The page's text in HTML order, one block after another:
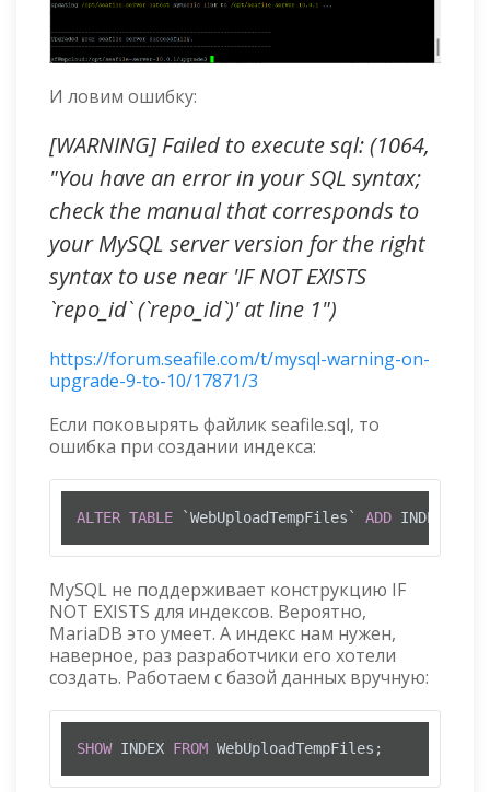
И ловим ошибку:
[WARNING] Failed to execute sql: (1064,
"You have an error in your SQL syntax;
check the manual that corresponds to
your MySQL server version for the right
syntax to use near 'IF NOT EXISTS
`repo_id` (`repo_id`)' at line 1")
https://forum.seafile.com/t/mysql-warning-on-
upgrade-9-to-10/17871/3
Если поковырять файлик seafile.sql, то
ошибка при создании индекса:
ALTER TABLE `WebUploadTempFiles` ADD INDEX IF
MySQL не поддерживает конструкцию IF
NOT EXISTS для индексов. Вероятно,
MariaDB это умеет. А индекс нам нужен,
наверное, раз разработчики его хотели
создать. Работаем с базой данных вручную:
SHOW INDEX FROM WebUploadTempFiles;